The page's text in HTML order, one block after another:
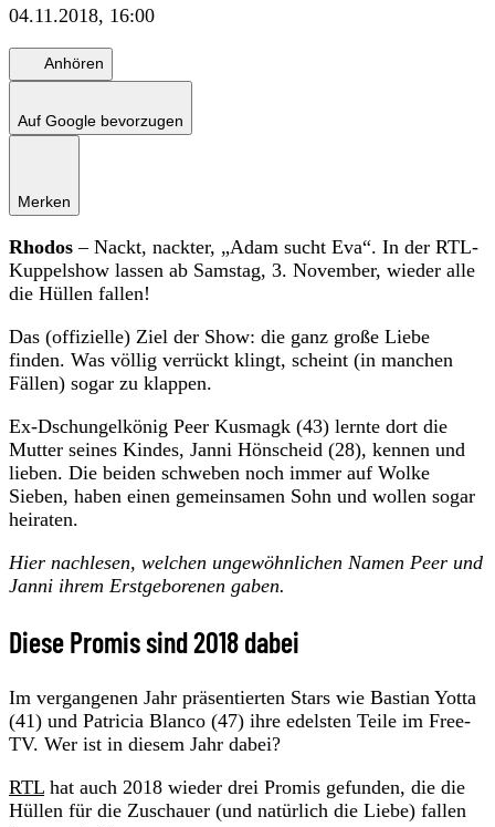
04.11.2018, 16:00
Anhören
Auf Google bevorzugen
Merken
Rhodos – Nackt, nackter, „Adam sucht Eva“. In der RTL-
Kuppelshow lassen ab Samstag, 3. November, wieder alle
die Hüllen fallen!
Das (offizielle) Ziel der Show: die ganz große Liebe
finden. Was völlig verrückt klingt, scheint (in manchen
Fällen) sogar zu klappen.
Ex-Dschungelkönig Peer Kusmagk (43) lernte dort die
Mutter seines Kindes, Janni Hönscheid (28), kennen und
lieben. Die beiden schweben noch immer auf Wolke
Sieben, haben einen gemeinsamen Sohn und wollen sogar
heiraten.
Hier nachlesen, welchen ungewöhnlichen Namen Peer und
Janni ihrem Erstgeborenen gaben.
Diese Promis sind 2018 dabei
Im vergangenen Jahr präsentierten Stars wie Bastian Yotta
(41) und Patricia Blanco (47) ihre edelsten Teile im Free-
TV. Wer ist in diesem Jahr dabei?
RTL hat auch 2018 wieder drei Promis gefunden, die die
Hüllen für die Zuschauer (und natürlich die Liebe) fallen